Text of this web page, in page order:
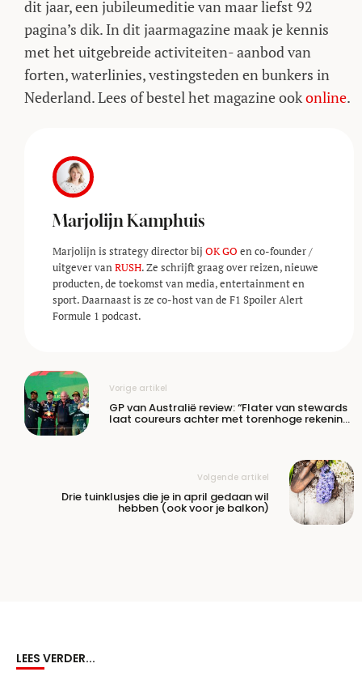
dit jaar, een jubileumeditie van maar liefst 92
pagina’s dik. In dit jaarmagazine maak je kennis
met het uitgebreide activiteiten- aanbod van
forten, waterlinies, vestingsteden en bunkers in
Nederland. Lees of bestel het magazine ookonline.
Marjolijn Kamphuis
Marjolijn is strategy director bij OK GO en co-founder /
uitgever vanRUSH. Ze schrijft graag over reizen, nieuwe
producten, de toekomst van media, entertainment en
sport. Daarnaast is ze co-host van de F1 Spoiler Alert
Formule 1 podcast.
Vorige artikel
GP van Australië review: “Flater van stewards
laat coureurs achter met torenhoge rekening
Volgende artikel
Drie tuinklusjes die je in april gedaan wil
hebben (ook voor je balkon)
LEES VERDER...